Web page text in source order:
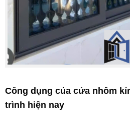
Công dụng của cửa nhôm
trình hiện nay